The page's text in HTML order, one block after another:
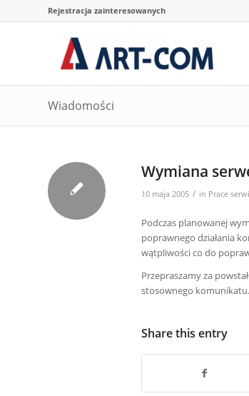
Rejestracja zainteresowanych
Wiadomości
Wymiana
10 maja 2005 / in Prace
Podczas planowanej
poprawnego działania
wątpliwości co do
Przepraszamy za
stosownego komunikatu.
Share this entry